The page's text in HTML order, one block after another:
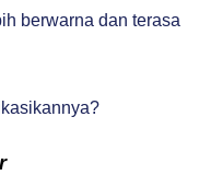
berwarna dan terasa